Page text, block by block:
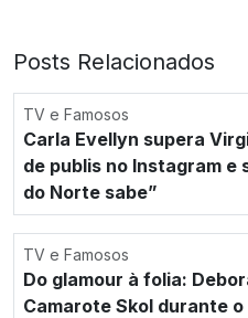
Posts Relacionados
TV e Famosos
Carla Evellyn supera
de publis no Instagram e
do Norte sabe”
TV e Famosos
Do glamour à folia:
Camarote Skol durante